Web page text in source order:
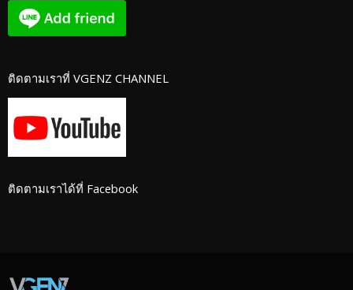
ติดตามเราที่ VGENZ CHANNEL
ติดตามเราได้ที่ Facebook